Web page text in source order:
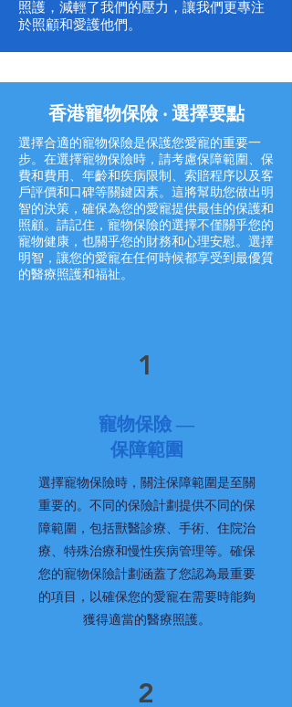
照護，減輕了我們的壓力，讓我們更專注
於照顧和愛護他們。
香港寵物保險 ‧ 選擇要點
選擇合適的寵物保險是保護您愛寵的重要一
步。在選擇寵物保險時，請考慮保障範圍、保
費和費用、年齡和疾病限制、索賠程序以及客
戶評價和口碑等關鍵因素。這將幫助您做出明
智的決策，確保為您的愛寵提供最佳的保護和
照顧。請記住，寵物保險的選擇不僅關乎您的
寵物健康，也關乎您的財務和心理安慰。選擇
明智，讓您的愛寵在任何時候都享受到最優質
的醫療照護和福祉。
1
寵物保險 —
保障範圍
選擇寵物保險時，關注保障範圍是至關
重要的。不同的保險計劃提供不同的保
障範圍，包括獸醫診療、手術、住院治
療、特殊治療和慢性疾病管理等。確保
您的寵物保險計劃涵蓋了您認為最重要
的項目，以確保您的愛寵在需要時能夠
獲得適當的醫療照護。
2